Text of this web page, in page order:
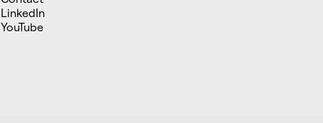
LinkedIn
YouTube